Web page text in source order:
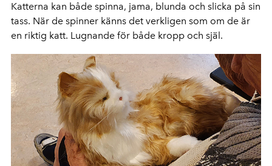
Katterna kan både spinna, jama, blunda och slicka på sin
tass. När de spinner känns det verkligen som om de är
en riktig katt. Lugnande för både kropp och själ.